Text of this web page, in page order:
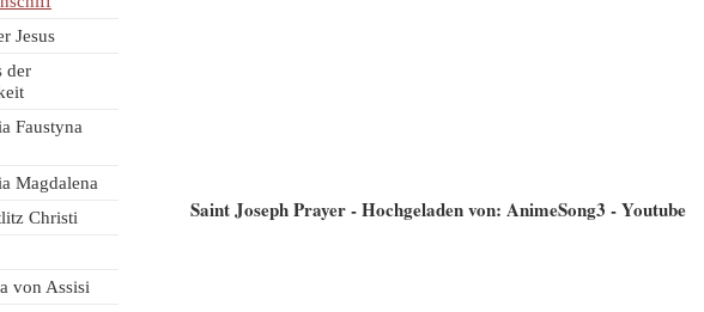
Jesus
der
Faustyna
Magdalena
Christi
von Assisi
Saint Joseph Prayer - Hochgeladen von: AnimeSong3 - Youtube